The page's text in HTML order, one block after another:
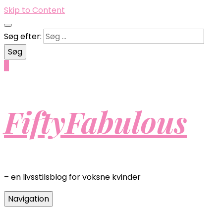
Skip to Content
Søg efter:
FiftyFabulous
– en livsstilsblog for voksne kvinder
Navigation